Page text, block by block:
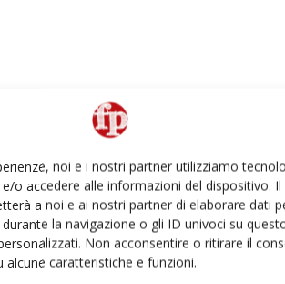
noi e i nostri partner utilizziamo
o accedere alle informazioni del dispositivo. Il
a noi e ai nostri partner di elaborare dati
la navigazione o gli ID univoci su
Non acconsentire o ritirare il
alcune caratteristiche e funzioni.